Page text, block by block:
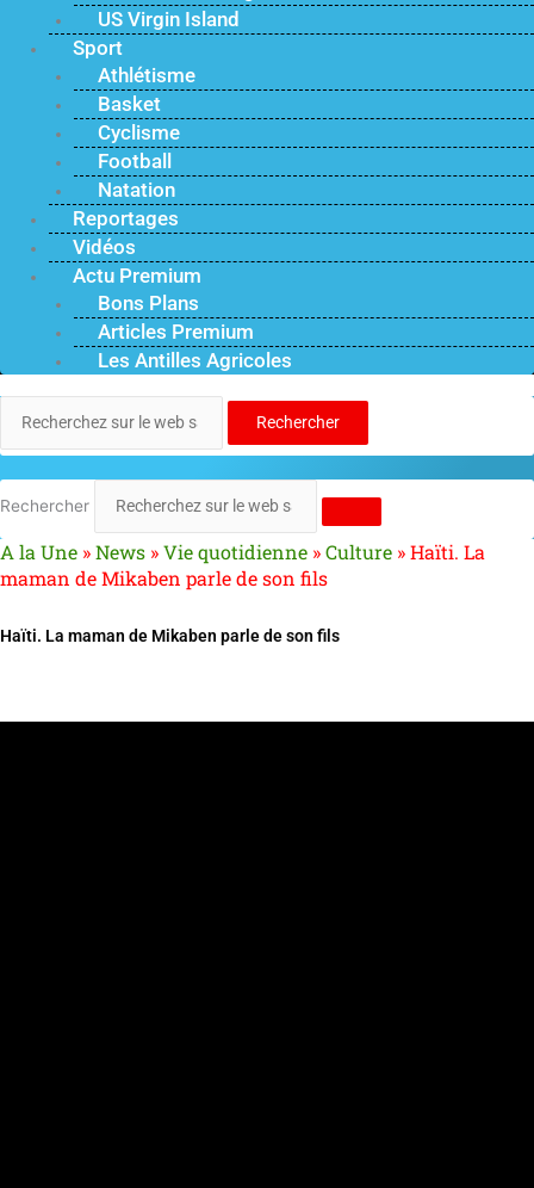
US Virgin Island
Sport
Athlétisme
Basket
Cyclisme
Football
Natation
Reportages
Vidéos
Actu Premium
Bons Plans
Articles Premium
Les Antilles Agricoles
Rechercher
Rechercher
A la Une »News »Vie quotidienne »Culture »Haïti. La
maman de Mikaben parle de son fils
Haïti. La maman de Mikaben parle de son fils